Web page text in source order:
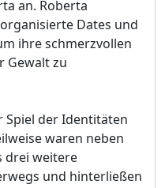
an. Roberta
Dates und
ihre schmerzvollen
Gewalt zu
Spiel der Identitäten
waren neben
drei weitere
und hinterließen